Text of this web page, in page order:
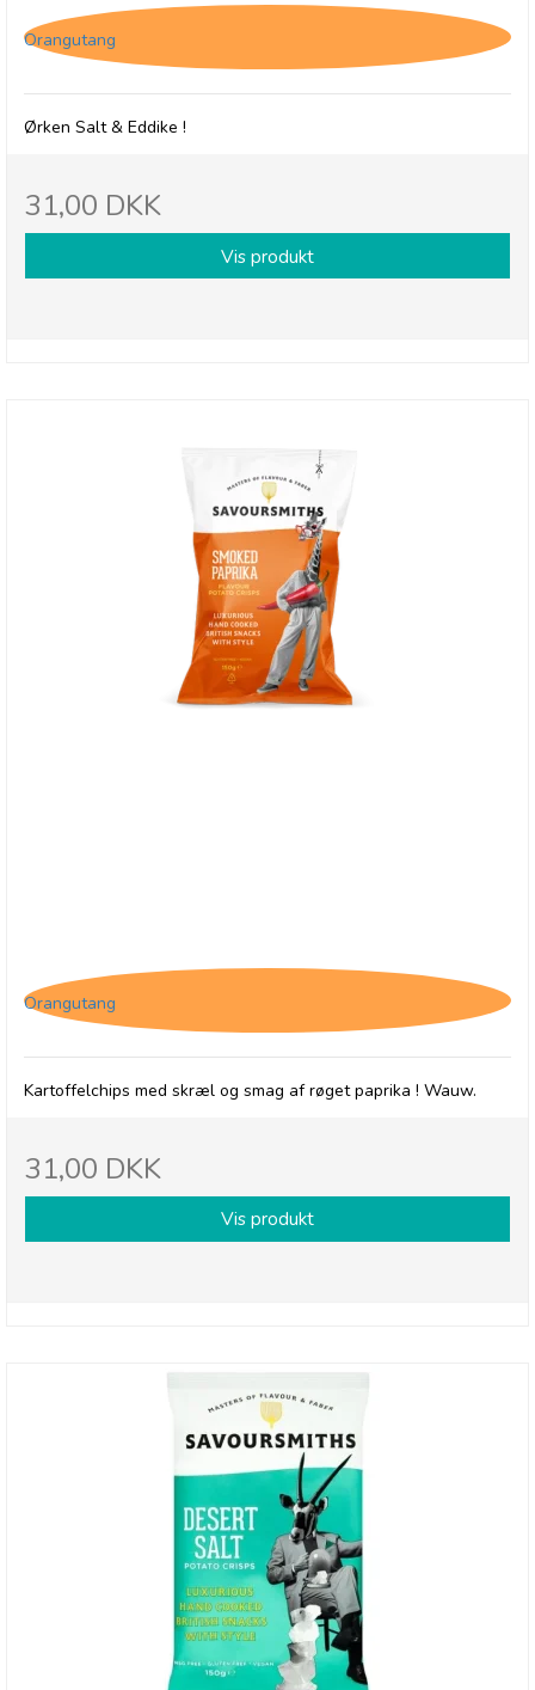
Orangutang
Ørken Salt & Eddike !
31,00 DKK
Vis produkt
Orangutang
Kartoffelchips med skræl og smag af røget paprika ! Wauw.
31,00 DKK
Vis produkt